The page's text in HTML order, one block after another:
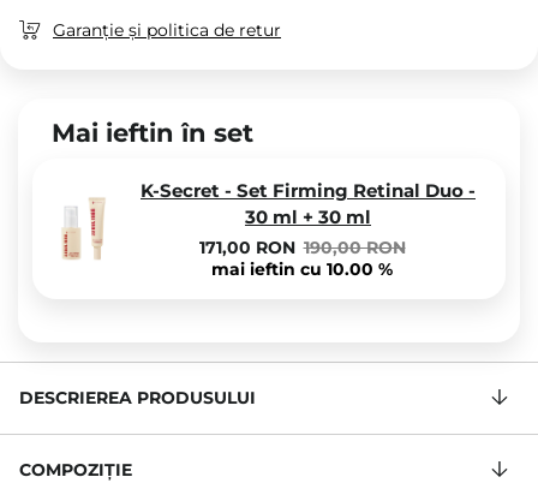
Garanție și politica de retur
Mai ieftin în set
K-Secret - Set Firming Retinal Duo -
30 ml + 30 ml
190,00 RON
171,00 RON
mai ieftin cu 10.00 %
DESCRIEREA PRODUSULUI
COMPOZIŢIE